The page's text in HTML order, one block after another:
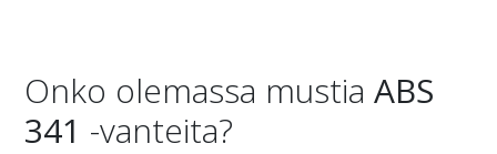
Onko olemassa mustia ABS
341 -vanteita?